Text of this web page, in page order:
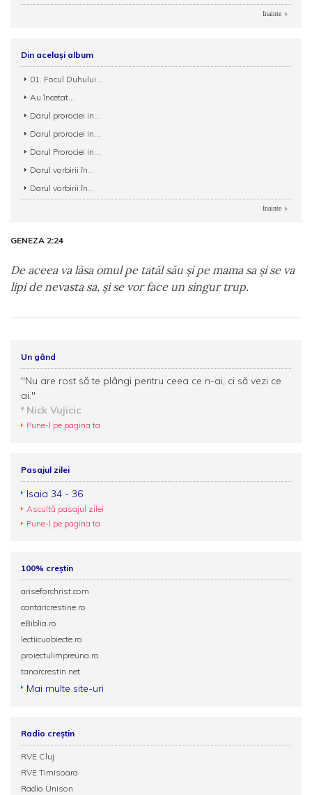
Inainte
Din același album
01. Focul Duhului...
Au încetat...
Darul prorociei in...
Darul prorociei in...
Darul Prorociei in...
Darul vorbirii în...
Darul vorbirii în...
Inainte
GENEZA 2:24
De aceea va lăsa omul pe tatăl său şi pe mama sa şi se va
lipi de nevasta sa, şi se vor face un singur trup.
Un gând
"Nu are rost să te plângi pentru ceea ce n-ai, ci să vezi ce
ai."
Nick Vujicic
Pune-l pe pagina ta
Pasajul zilei
Isaia 34 - 36
Ascultă pasajul zilei
Pune-l pe pagina ta
100% creștin
ariseforchrist.com
cantaricrestine.ro
eBiblia.ro
lectiicuobiecte.ro
proiectulimpreuna.ro
tanarcrestin.net
Mai multe site-uri
Radio creștin
RVE Cluj
RVE Timisoara
Radio Unison